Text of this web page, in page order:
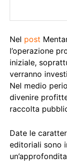
Nel post
l’operazione
iniziale,
verranno
Nel medio
divenire
raccolta
Date le
editoriali sono